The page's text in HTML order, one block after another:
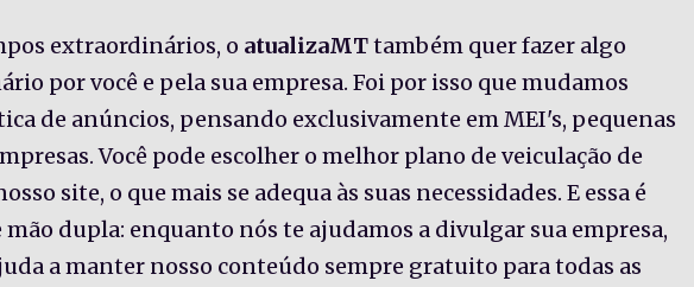
extraordinários, o atualizaMTtambém quer fazer algo
por você e pela sua empresa. Foi por isso que mudamos
de anúncios, pensando exclusivamente em MEI's, pequenas
Você pode escolher o melhor plano de veiculação de
site, o que mais se adequa às suas necessidades. E essa é
mão dupla: enquanto nós te ajudamos a divulgar sua empresa,
a manter nosso conteúdo sempre gratuito para todas as